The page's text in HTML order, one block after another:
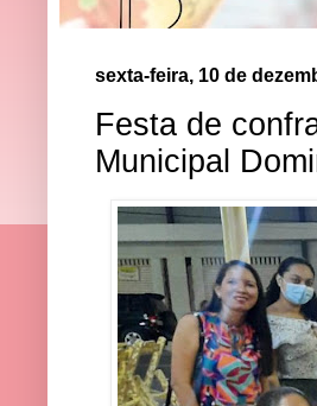
sexta-feira, 10 de
Festa de
Municipal